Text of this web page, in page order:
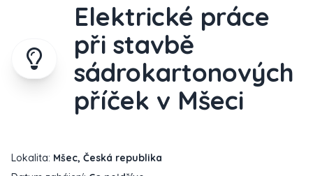
Elektrické práce
při stavbě
sádrokartonových
příček v Mšeci
Lokalita: Mšec, Česká republika